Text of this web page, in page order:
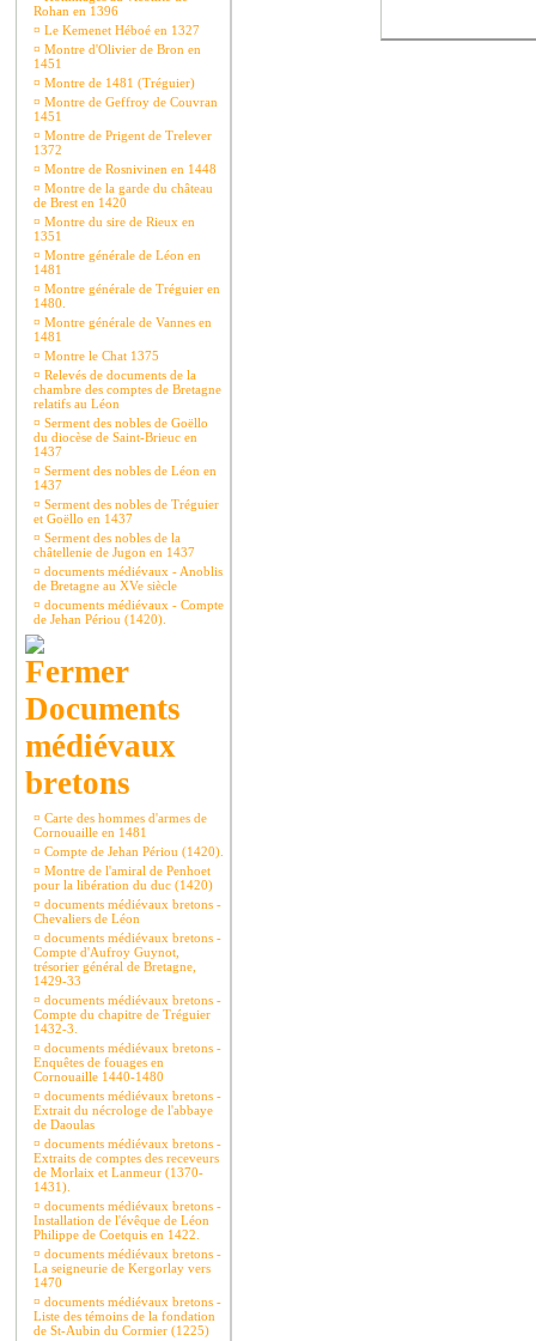
Rohan en 1396
¤ Le Kemenet Héboé en 1327
¤ Montre d'Olivier de Bron en
1451
¤ Montre de 1481 (Tréguier)
¤ Montre de Geffroy de Couvran
1451
¤ Montre de Prigent de Trelever
1372
¤ Montre de Rosnivinen en 1448
¤ Montre de la garde du château
de Brest en 1420
¤ Montre du sire de Rieux en
1351
¤ Montre générale de Léon en
1481
¤ Montre générale de Tréguier en
1480.
¤ Montre générale de Vannes en
1481
¤ Montre le Chat 1375
¤ Relevés de documents de la
chambre des comptes de Bretagne
relatifs au Léon
¤ Serment des nobles de Goëllo
du diocèse de Saint-Brieuc en
1437
¤ Serment des nobles de Léon en
1437
¤ Serment des nobles de Tréguier
et Goëllo en 1437
¤ Serment des nobles de la
châtellenie de Jugon en 1437
¤ documents médiévaux - Anoblis
de Bretagne au XVe siècle
¤ documents médiévaux - Compte
de Jehan Périou (1420).
Documents
médiévaux
bretons
¤ Carte des hommes d'armes de
Cornouaille en 1481
¤ Compte de Jehan Périou (1420).
¤ Montre de l'amiral de Penhoet
pour la libération du duc (1420)
¤ documents médiévaux bretons -
Chevaliers de Léon
¤ documents médiévaux bretons -
Compte d'Aufroy Guynot,
trésorier général de Bretagne,
1429-33
¤ documents médiévaux bretons -
Compte du chapitre de Tréguier
1432-3.
¤ documents médiévaux bretons -
Enquêtes de fouages en
Cornouaille 1440-1480
¤ documents médiévaux bretons -
Extrait du nécrologe de l'abbaye
de Daoulas
¤ documents médiévaux bretons -
Extraits de comptes des receveurs
de Morlaix et Lanmeur (1370-
1431).
¤ documents médiévaux bretons -
Installation de l'évêque de Léon
Philippe de Coetquis en 1422.
¤ documents médiévaux bretons -
La seigneurie de Kergorlay vers
1470
¤ documents médiévaux bretons -
Liste des témoins de la fondation
de St-Aubin du Cormier (1225)